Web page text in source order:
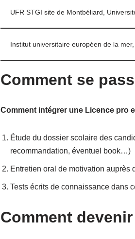
UFR STGI site de Montbéliard,
Institut universitaire européen de la
Comment se
Comment intégrer une Licence pro
Étude du dossier scolaire des
recommandation, éventuel book…)
Entretien oral de motivation auprès
Tests écrits de connaissance dans
Comment